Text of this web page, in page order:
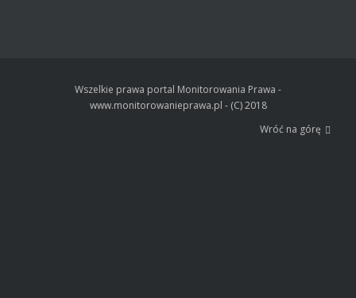
Wszelkie prawa portal Monitorowania Prawa -
www.monitorowanieprawa.pl - (C) 2018
Wróć na górę